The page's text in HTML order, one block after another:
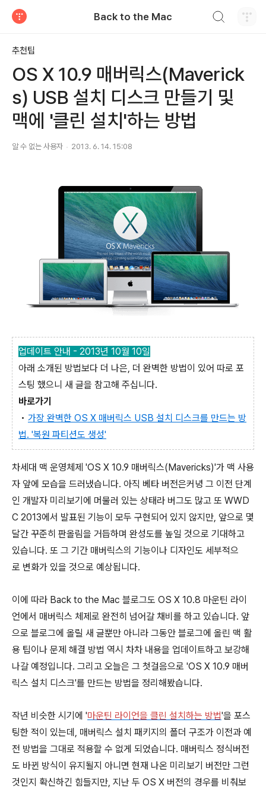
Back to the Mac
추천팁
OS X 10.9 매버릭스(Maverick
s) USB 설치 디스크 만들기 및
맥에 '클린 설치'하는 방법
알 수 없는 사용자 2013. 6. 14. 15:08
업데이트 안내 - 2013년 10월 10일
아래 소개된 방법보다 더 나은, 더 완벽한 방법이 있어 따로 포
스팅 했으니 새 글을 참고해 주십니다.
바로가기
• 가장 완벽한 OS X 매버릭스 USB 설치 디스크를 만드는 방
법. '복원 파티션도 생성'
차세대 맥 운영체제 'OS X 10.9 매버릭스(Mavericks)'가 맥 사용
자 앞에 모습을 드러냈습니다. 아직 베타 버전은커녕 그 이전 단계
인 개발자 미리보기에 머물러 있는 상태라 버그도 많고 또 WWD
C 2013에서 발표된 기능이 모두 구현되어 있지 않지만, 앞으로 몇
달간 꾸준히 판올림을 거듭하며 완성도를 높일 것으로 기대하고
있습니다. 또 그 기간 매버릭스의 기능이나 디자인도 세부적으
로 변화가 있을 것으로 예상됩니다.
이에 따라 Back to the Mac 블로그도 OS X 10.8 마운틴 라이
언에서 매버릭스 체제로 완전히 넘어갈 채비를 하고 있습니다. 앞
으로 블로그에 올릴 새 글뿐만 아니라 그동안 블로그에 올린 맥 활
용 팁이나 문제 해결 방법 역시 차차 내용을 업데이트하고 보강해
나갈 예정입니다. 그리고 오늘은 그 첫걸음으로 'OS X 10.9 매버
릭스 설치 디스크'를 만드는 방법을 정리해봤습니다.
작년 비슷한 시기에 '마운틴 라이언을 클린 설치하는 방법'을 포스
팅한 적이 있는데, 매버릭스 설치 패키지의 폴더 구조가 이전과 예
전 방법을 그대로 적용할 수 없게 되었습니다. 매버릭스 정식버전
도 바뀐 방식이 유지될지 아니면 현재 나온 미리보기 버전만 그런
것인지 확신하긴 힘들지만, 지난 두 OS X 버전의 경우를 비춰보